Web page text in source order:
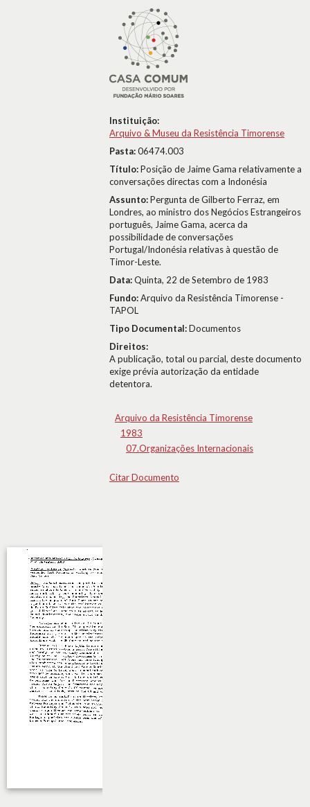
Instituição:
Arquivo & Museu da Resistência Timorense
Pasta:06474.003
Título:Posição de Jaime Gama relativamente a
conversações directas com a Indonésia
Assunto:Pergunta de Gilberto Ferraz, em
Londres, ao ministro dos Negócios Estrangeiros
português, Jaime Gama, acerca da
possibilidade de conversações
Portugal/Indonésia relativas à questão de
Timor-Leste.
Data:Quinta, 22 de Setembro de 1983
Fundo:Arquivo da Resistência Timorense -
TAPOL
Tipo Documental:Documentos
Direitos:
A publicação, total ou parcial, deste documento
exige prévia autorização da entidade
detentora.
Arquivo da Resistência Timorense
1983
07.Organizações Internacionais
Citar Documento